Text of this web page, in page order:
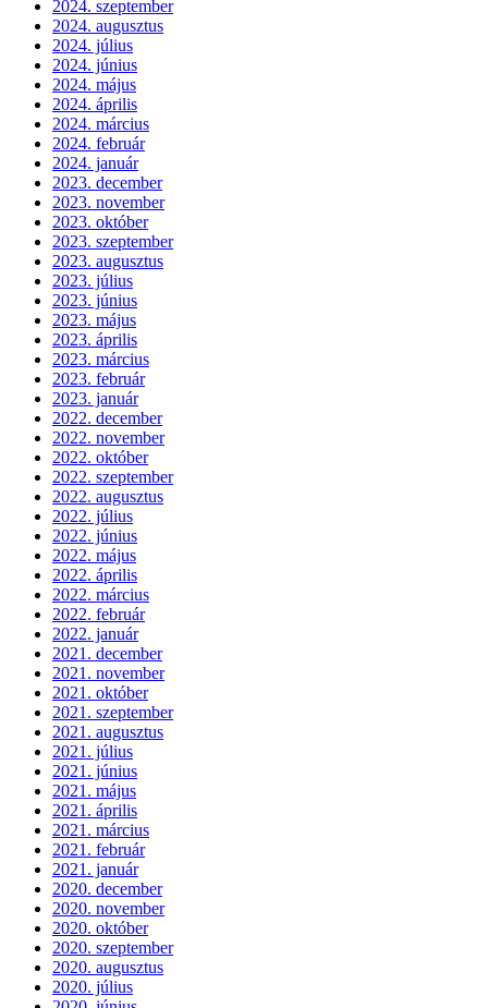
2024. szeptember
2024. augusztus
2024. július
2024. június
2024. május
2024. április
2024. március
2024. február
2024. január
2023. december
2023. november
2023. október
2023. szeptember
2023. augusztus
2023. július
2023. június
2023. május
2023. április
2023. március
2023. február
2023. január
2022. december
2022. november
2022. október
2022. szeptember
2022. augusztus
2022. július
2022. június
2022. május
2022. április
2022. március
2022. február
2022. január
2021. december
2021. november
2021. október
2021. szeptember
2021. augusztus
2021. július
2021. június
2021. május
2021. április
2021. március
2021. február
2021. január
2020. december
2020. november
2020. október
2020. szeptember
2020. augusztus
2020. július